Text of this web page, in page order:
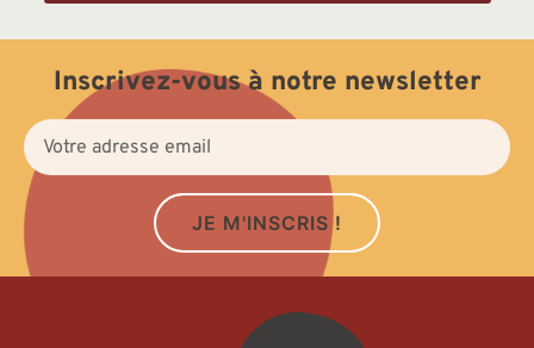
Inscrivez-vous à notre newsletter
JE M'INSCRIS !